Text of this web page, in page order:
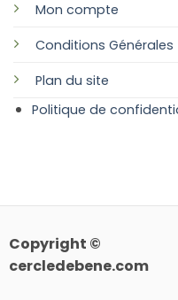
Mon compte
Conditions Générales
Plan du site
Politique de
Copyright ©
cercledebene.com